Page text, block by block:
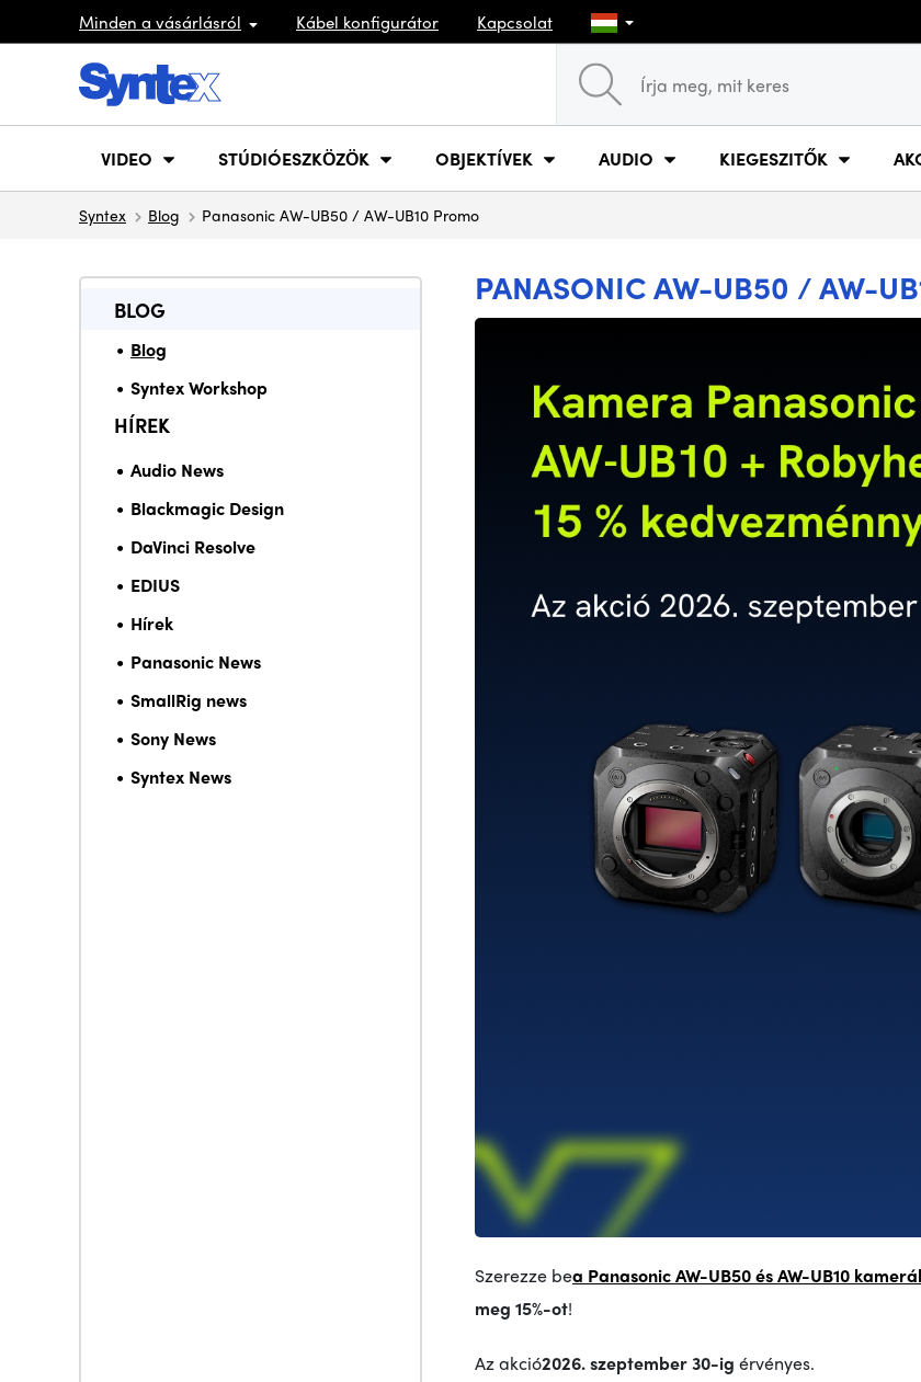
Minden a vásárlásról Kábel konfigurátor Kapcsolat
VIDEO STÚDIÓESZKÖZÖK OBJEKTÍVEK AUDIO KIEGESZITŐK
Syntex Blog Panasonic AW-UB50 / AW-UB10 Promo
PANASONIC AW-UB50 / AW-
BLOG
Blog
Syntex Workshop
HÍREK
Audio News
Blackmagic Design
DaVinci Resolve
EDIUS
Hírek
Panasonic News
SmallRig news
Sony News
Syntex News
Szerezze bea Panasonic AW-UB50 és AW-UB10
meg 15%-ot!
Az akció2026. szeptember 30-ig érvényes.